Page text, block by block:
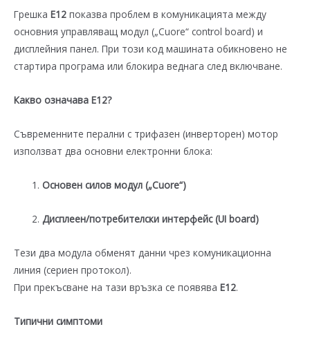
Грешка E12 показва проблем в комуникацията между
основния управляващ модул („Cuore“ control board) и
дисплейния панел. При този код машината обикновено не
стартира програма или блокира веднага след включване.
Какво означава E12?
Съвременните перални с трифазен (инверторен) мотор
използват два основни електронни блока:
Основен силов модул („Cuore“)
Дисплеен/потребителски интерфейс (UI board)
Тези два модула обменят данни чрез комуникационна
линия (сериен протокол).
При прекъсване на тази връзка се появява E12.
Типични симптоми